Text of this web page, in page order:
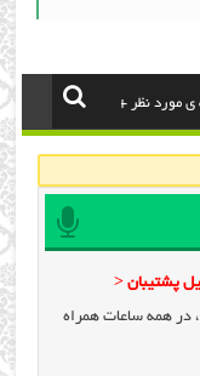
پشتیبان <
در همه ساعات همراه